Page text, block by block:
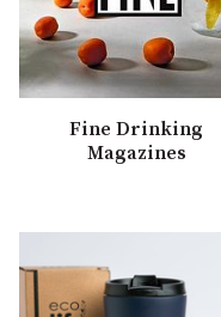
Fine Drinking
Magazines